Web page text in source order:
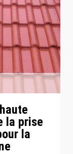
la prise
la